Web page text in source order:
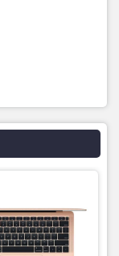
inch gọn nhẹ bỏ
để bạn thoải
pin cực trâu sẽ
giảng đường